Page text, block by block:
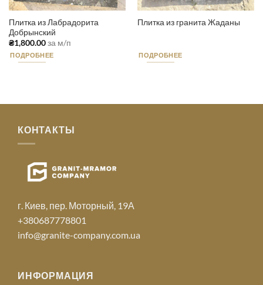
Плитка из Лабрадорита
Добрынский
₴1,800.00за м/п
ПОДРОБНЕЕ
Плитка из гранита Жаданы
ПОДРОБНЕЕ
КОНТАКТЫ
г. Киев, пер. Моторный, 19А
+380687778801
info@granite-company.com.ua
ИНФОРМАЦИЯ